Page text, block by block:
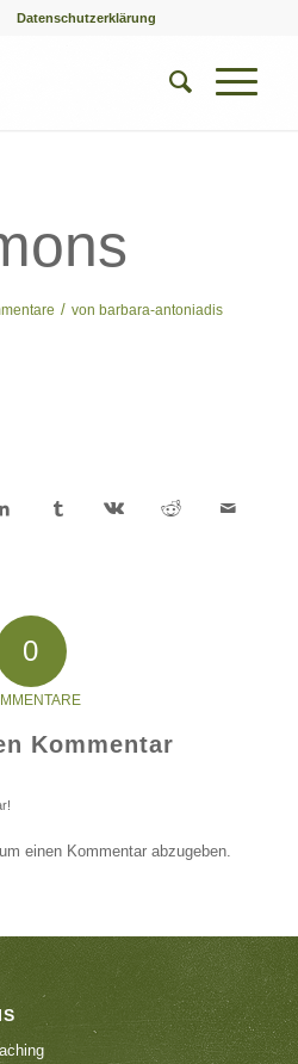
Datenschutzerklärung
/ von barbara-antoniadis
0
Kommentar
einen Kommentar abzugeben.